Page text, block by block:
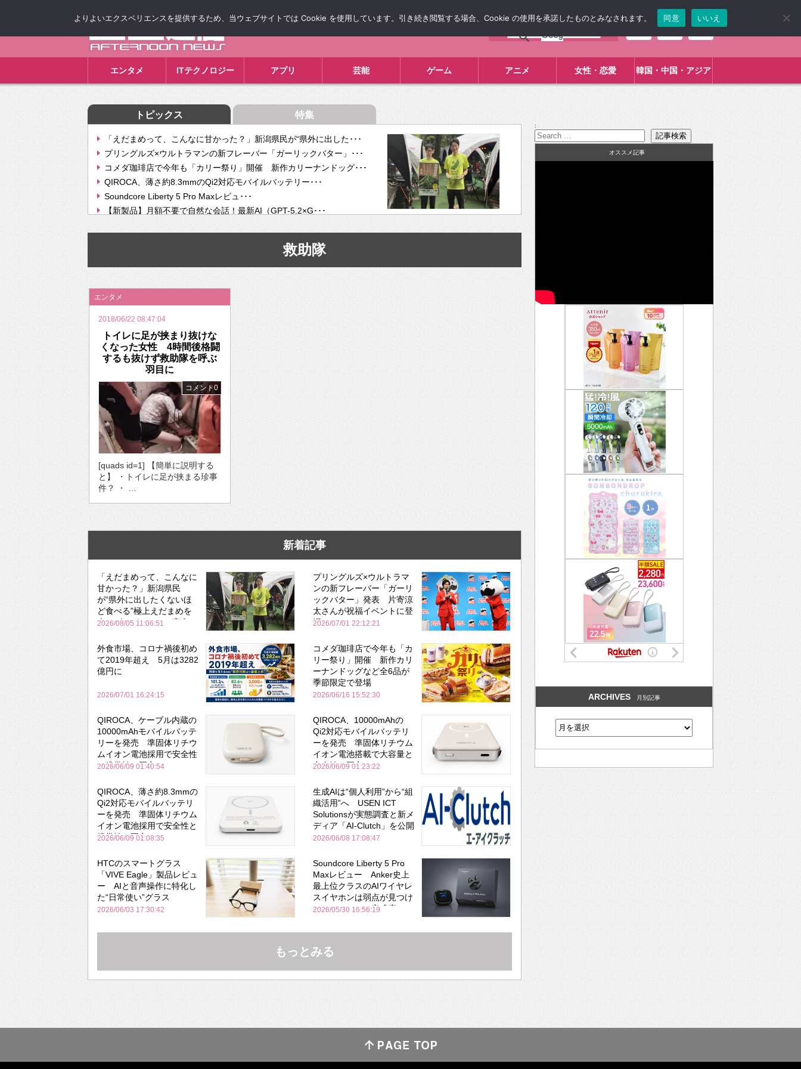
エンタメ ITテクノロジー アプリ 芸能 ゲーム アニメ 女性・恋愛 韓国・中国・アジア
トピックス 特集
「えだまめって、こんなに甘かった？」新潟県民が“県外に出した･･･
プリングルズ×ウルトラマンの新フレーバー「ガーリックバター」･･･
コメダ珈琲店で今年も「カリー祭り」開催 新作カリーナンドッグ･･･
QIROCA、薄さ約8.3mmのQi2対応モバイルバッテリー･･･
Soundcore Liberty 5 Pro Maxレビュ･･･
【新製品】月額不要で自然な会話！最新AI（GPT-5.2×G･･･
【次世代の没入感と生産性】VITURE Luma Ultra･･･
挫折率8割の壁をAIで突破。ジャストシステム、”自分が今話し･･･
2026年のバレンタインは「自分で作って、想いを渡す」 TE･･･
救助隊
エンタメ
2018/06/22 08:47:04
トイレに足が挟まり抜けな
くなった女性 4時間後格闘
するも抜けず救助隊を呼ぶ
羽目に
コメント0
[quads id=1] 【簡単に説明する
と】 ・トイレに足が挟まる珍事
件？ ・ …
新着記事
「えだまめって、こんなに
甘かった？」新潟県民
が“県外に出したくないほ
ど食べる”極上えだまめを
森のビアガーデンで実食
2026/08/05 11:06:51
プリングルズ×ウルトラマ
ンの新フレーバー「ガーリ
ックバター」発表 片寄涼
太さんが祝福イベントに登
場
2026/07/01 22:12:21
外食市場、コロナ禍後初め
て2019年超え 5月は3282
億円に
2026/07/01 16:24:15
コメダ珈琲店で今年も「カ
リー祭り」開催 新作カリ
ーナンドッグなど全6品が
季節限定で登場
2026/06/16 15:52:30
QIROCA、ケーブル内蔵の
10000mAhモバイルバッテ
リーを発売 準固体リチウ
ムイオン電池採用で安全性
と携帯性を両立
2026/06/09 01:40:54
QIROCA、10000mAhの
Qi2対応モバイルバッテリ
ーを発売 準固体リチウム
イオン電池搭載で大容量と
安全性を両立
2026/06/09 01:23:22
QIROCA、薄さ約8.3mmの
Qi2対応モバイルバッテリ
ーを発売 準固体リチウム
イオン電池採用で安全性と
携帯性を両立
2026/06/09 01:08:35
生成AIは“個人利用”から“組
織活用”へ USEN ICT
Solutionsが実態調査と新メ
ディア「AI-Clutch」を公開
2026/06/08 17:08:47
HTCのスマートグラス
「VIVE Eagle」製品レビュ
ー AIと音声操作に特化し
た“日常使い”グラス
2026/06/03 17:30:42
Soundcore Liberty 5 Pro
Maxレビュー Anker史上
最上位クラスのAIワイヤレ
スイヤホンは弱点が見つけ
づらいくらいの完成度にび
Bose並み
2026/05/30 16:56:19
もっとみる
:
オススメ記事
ARCHIVES 月別記事
よりよいエクスペリエンスを提供するため、当ウェブサイトでは Cookie を使用しています。引き続き閲覧する場合、Cookie の使用を承諾したものとみなされます。 同意 いいえ